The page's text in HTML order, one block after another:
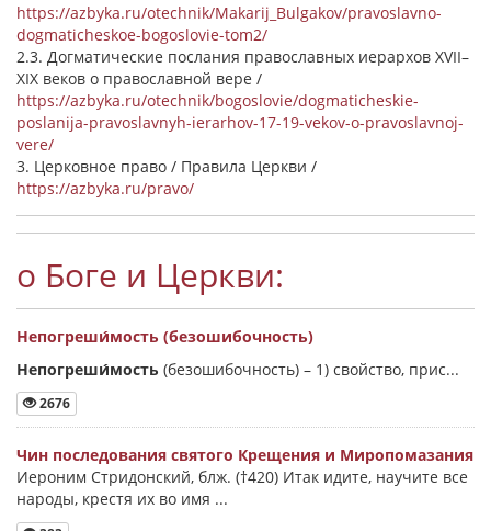
https://azbyka.ru/otechnik/Makarij_Bulgakov/pravoslavno-
dogmaticheskoe-bogoslovie-tom2/
2.3. Догматические послания православных иерархов XVII–
XIX веков о православной вере /
https://azbyka.ru/otechnik/bogoslovie/dogmaticheskie-
poslanija-pravoslavnyh-ierarhov-17-19-vekov-o-pravoslavnoj-
vere/
3. Церковное право / Правила Церкви /
https://azbyka.ru/pravo/
о Боге и Церкви:
Непогреши́мость (безошибочность)
Непогреши́мость (безошибочность) – 1) свойство, прис...
2676
Чин последования святого Крещения и Миропомазания
Иероним Стридонский, блж. (†420) Итак идите, научите все
народы, крестя их во имя ...